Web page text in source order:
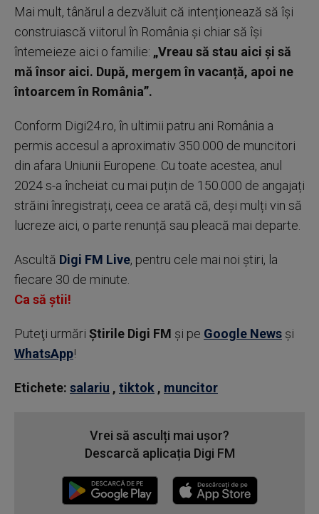
Mai mult, tânărul a dezvăluit că intenționează să își
construiască viitorul în România și chiar să își
întemeieze aici o familie: „Vreau să stau aici și să
mă însor aici. După, mergem în vacanță, apoi ne
întoarcem în România”.
Conform Digi24.ro, în ultimii patru ani România a
permis accesul a aproximativ 350.000 de muncitori
din afara Uniunii Europene. Cu toate acestea, anul
2024 s-a încheiat cu mai puțin de 150.000 de angajați
străini înregistrați, ceea ce arată că, deși mulți vin să
lucreze aici, o parte renunță sau pleacă mai departe.
Ascultă Digi FM Live, pentru cele mai noi știri, la
fiecare 30 de minute.
Ca să știi!
Puteţi urmări Știrile Digi FM şi pe Google News şi
WhatsApp!
Etichete: salariu , tiktok , muncitor
Vrei să asculți mai ușor?
Descarcă aplicația Digi FM